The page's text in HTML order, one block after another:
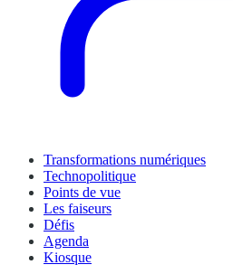
Transformations numériques
Technopolitique
Points de vue
Les faiseurs
Défis
Agenda
Kiosque